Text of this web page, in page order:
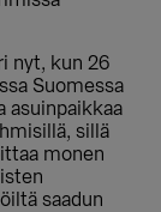
nyt, kun 26
Suomessa
asuinpaikkaa
sillä
monen
saadun